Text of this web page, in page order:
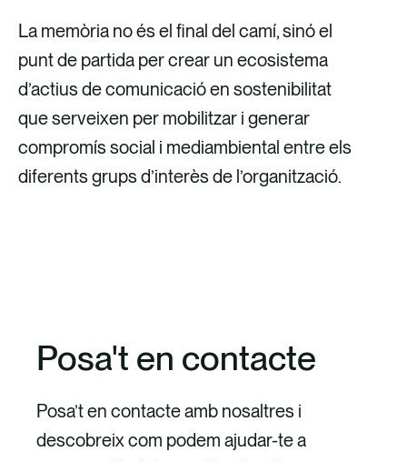
La memòria no és el final del camí, sinó el
punt de partida per crear un ecosistema
d’actius de comunicació en sostenibilitat
que serveixen per mobilitzar i generar
compromís social i mediambiental entre els
diferents grups d’interès de l’organització.
Posa't en contacte
Posa’t en contacte amb nosaltres i
descobreix com podem ajudar-te a